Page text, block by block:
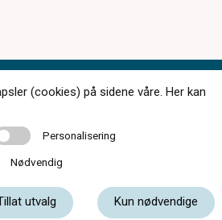
(cookies) på sidene våre. Her kan
Personalisering
Nødvendig
utvalg Kun nødvendige